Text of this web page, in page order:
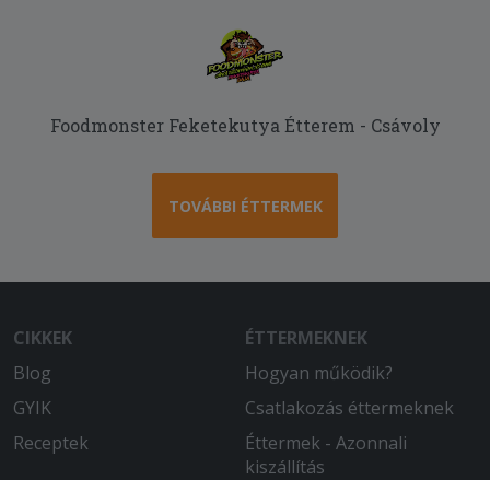
Foodmonster Feketekutya Étterem - Csávoly
TOVÁBBI ÉTTERMEK
CIKKEK
Blog
GYIK
Receptek
ÉTTERMEKNEK
Hogyan működik?
Csatlakozás éttermeknek
Éttermek - Azonnali
kiszállítás